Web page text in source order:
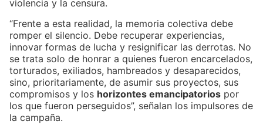
violencia y la censura.
“Frente a esta realidad, la memoria colectiva debe
romper el silencio. Debe recuperar experiencias,
innovar formas de lucha y resignificar las derrotas. No
se trata solo de honrar a quienes fueron encarcelados,
torturados, exiliados, hambreados y desaparecidos,
sino, prioritariamente, de asumir sus proyectos, sus
compromisos y los horizontes emancipatorios por
los que fueron perseguidos”, señalan los impulsores de
la campaña.